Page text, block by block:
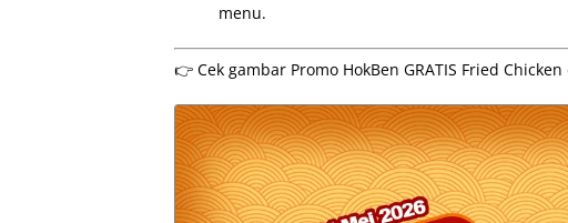
menu.
👉 Cek gambar Promo HokBen GRATIS Fried